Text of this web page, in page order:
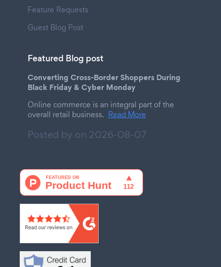
Feature Requests
Guest Blog Post
Featured Blog post
Converting Cross-Border Shoppers During
Black Friday & Cyber Monday
Online commerce is an integral part of the
overall retail business. Read More
Posted by on 2026-08-07